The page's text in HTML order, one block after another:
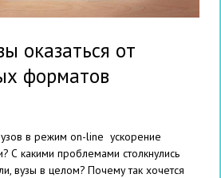
оказаться от
форматов
в режим on-line ускорение
С какими проблемами столкнулись
вузы в целом? Почему так хочется